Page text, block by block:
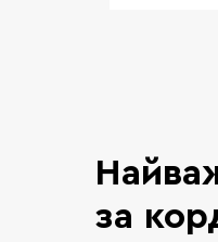
за